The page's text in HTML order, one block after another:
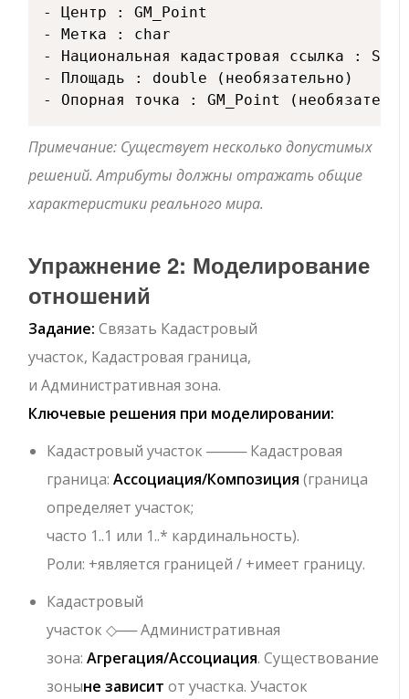
- Центр : GM_Point
- Метка : char
- Национальная кадастровая ссылка :
- Площадь : double (необязательно)
Примечание: Существует несколько допустимых
решений. Атрибуты должны отражать общие
характеристики реального мира.
Упражнение 2: Моделирование
отношений
Задание: Связать Кадастровый
участок, Кадастровая граница,
иАдминистративная зона.
Ключевые решения при моделировании:
Кадастровый участок ────Кадастровая
граница:Ассоциация/Композиция (граница
определяет участок;
часто 1..1 или 1..* кардинальность).
Роли: +является границей / +имеет границу.
Кадастровый
участок ◇──Административная
зона:Агрегация/Ассоциация. Существование
зоныне зависит от участка. Участок